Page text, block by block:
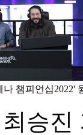
챔피언십2022'
승